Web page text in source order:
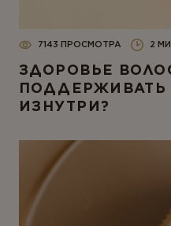
7143 ПРОСМОТРА 2
ЗДОРОВЬЕ
ПОДДЕРЖИВАТЬ
ИЗНУТРИ?